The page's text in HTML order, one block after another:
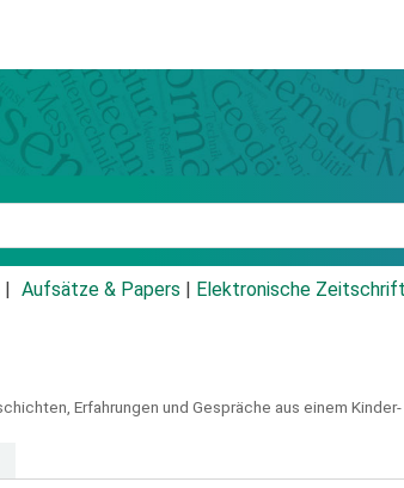
Aufsätze & Papers Elektronische
Erfahrungen und Gespräche aus einem